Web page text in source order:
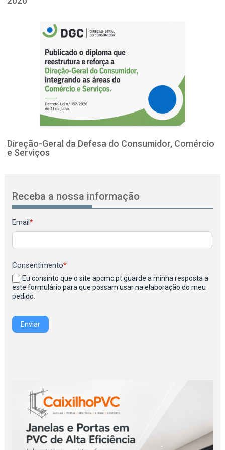
Direção-Geral da Defesa do Consumidor, Comércio
e Serviços
Receba a nossa informação
Newsletter
Email*
Consentimento*
Eu consinto que o site apcmc.pt guarde a minha resposta a
este formulário para que possam usar na elaboração do meu
pedido.
Enviar